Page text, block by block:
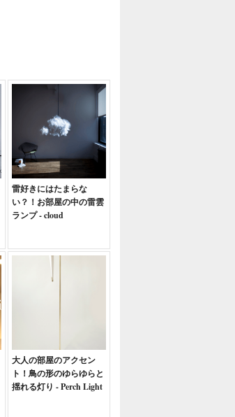
雷好きにはたまらな
い？！お部屋の中の雷雲
ランプ - cloud
大人の部屋のアクセン
ト！鳥の形のゆらゆらと
揺れる灯り - Perch Light